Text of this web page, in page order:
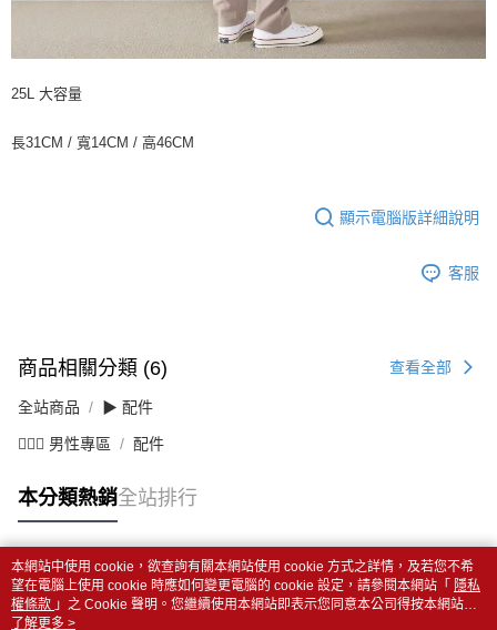
25L 大容量
長31CM / 寬14CM / 高46CM
顯示電腦版詳細說明
客服
商品相關分類 (6) 查看全部
全站商品 ▶ 配件
💁🏻‍♂️ 男性專區 配件
本分類熱銷全站排行
熱門標籤
本網站中使用 cookie，欲查詢有關本網站使用 cookie 方式之詳情，及若您不希
望在電腦上使用 cookie 時應如何變更電腦的 cookie 設定，請參閱本網站「 隱私
權條款 」之 Cookie 聲明。您繼續使用本網站即表示您同意本公司得按本網站使
用條款之 Cookie 聲明使用 cookie。
了解更多 >